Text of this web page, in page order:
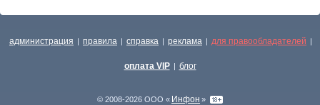
администрация | правила | справка | реклама | для правообладателей |
оплата VIP | блог
© 2008-2026 ООО « Инфон »